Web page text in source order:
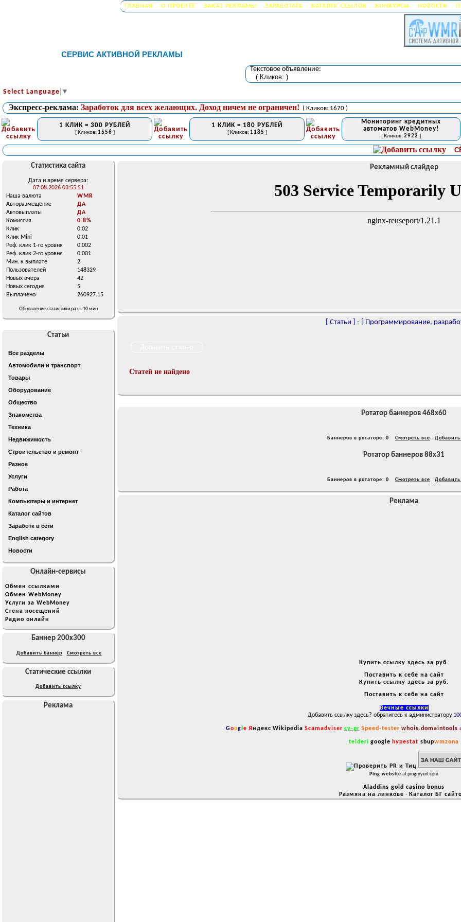
ГЛАВНАЯ О ПРОЕКТЕ ЗАКАЗ РЕКЛАМЫ ЗАРАБОТАТЬ КАТАЛОГ ССЫЛОК КОНКУРСЫ НОВОСТИ
СЕРВИС АКТИВНОЙ РЕКЛАМЫ
Select Language ▼
Текстовое объявление:
( Кликов: )
Экспресс-реклама: Заработок для всех желающих. Доход ничем не ограничен! ( Кликов: 1670 )
1 КЛИК = 300 РУБЛЕЙ
[ Кликов: 1556 ]
1 КЛИК = 180 РУБЛЕЙ
[ Кликов: 1185 ]
Мониторинг кредитных
автоматов WebMoney!
[ Кликов: 2922 ]
Статистика сайта
Дата и время сервера:
07.08.2026 03:55:51
Наша валюта
WMR
Авторазмещение
ДА
Автовыплаты
ДА
Комиссия
0.8%
Клик
0.02
Клик Mini
0.01
Реф. клик 1-го уровня
0.002
Реф. клик 2-го уровня
0.001
Мин. к выплате
2
Пользователей
148329
Новых вчера
42
Новых сегодня
5
Выплачено
260927.15
Обновление статистики раз в 10 мин
Статьи
Все разделы
Автомобили и транспорт
Товары
Оборудование
Общество
Знакомства
Техника
Недвижимость
Строительство и ремонт
Разное
Услуги
Работа
Компьютеры и интернет
Каталог сайтов
Заработк в сети
English category
Новости
Онлайн-сервисы
Обмен ссылками
Обмен WebMoney
Услуги за WebMoney
Стена посещений
Радио онлайн
Баннер 200x300
Добавить баннер Смотреть все
Статические ссылки
Добавить ссылку
Реклама
Рекламный слайдер
Статьи - Программирование,
Статей не найдено
Ротатор баннеров 468x60
Баннеров в ротаторе: 0 Смотреть все
Ротатор баннеров 88x31
Баннеров в ротаторе: 0 Смотреть все
Реклама
Купить ссылку здесь за руб.
Поставить к себе на сайт
Купить ссылку здесь за руб.
Поставить к себе на сайт
Вечные ссылки
Добавить ссылку здесь? обратитесь к администратору
Goog e Я ндекс Wikipedia Scamadviser cy-pr Speed-tester whois.domaintools
telderi google hypestat sbupwmzona
Ping website at pingmyurl.com
Aladdins gold casino bonus
Размяна на линкове - Каталог БГ